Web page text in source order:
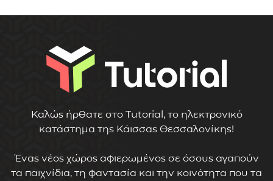
Καλώς ήρθατε στο Tutorial, το ηλεκτρονικό
κατάστημα της Κάισσας Θεσσαλονίκης!
Ένας νέος χώρος αφιερωμένος σε όσους αγαπούν
τα παιχνίδια, τη φαντασία και την κοινότητα που τα